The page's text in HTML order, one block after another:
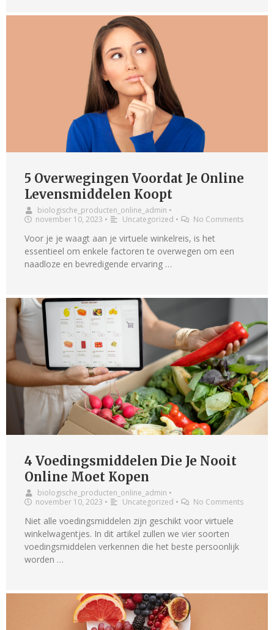
5 Overwegingen Voordat Je Online
Levensmiddelen Koopt
biologische_producten_online_admin •
november 10, 2023 • Uncategorized • No Comments
Voor je je waagt aan je virtuele winkelreis, is het
essentieel om enkele factoren te overwegen om een
naadloze en bevredigende ervaring …
4 Voedingsmiddelen Die Je Nooit
Online Moet Kopen
biologische_producten_online_admin •
november 10, 2023 • Uncategorized • No Comments
Niet alle voedingsmiddelen zijn geschikt voor virtuele
winkelwagentjes. In dit artikel zullen we vier soorten
voedingsmiddelen verkennen die het beste persoonlijk
worden …